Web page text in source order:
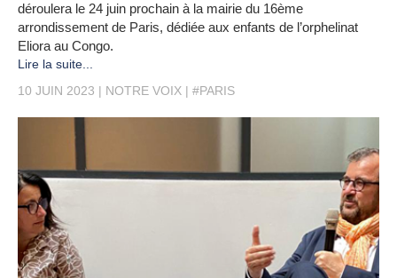
déroulera le 24 juin prochain à la mairie du 16ème
arrondissement de Paris, dédiée aux enfants de l’orphelinat
Eliora au Congo.
Lire la suite...
10 JUIN 2023
NOTRE VOIX #PARIS